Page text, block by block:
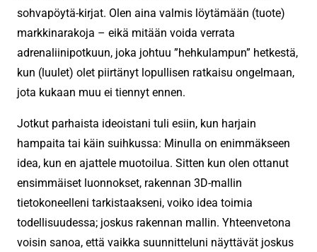
sohvapöytä-kirjat. Olen aina valmis löytämään (tuote)
markkinarakoja – eikä mitään voida verrata
adrenaliinipotkuun, joka johtuu ”hehkulampun” hetkestä,
kun (luulet) olet piirtänyt lopullisen ratkaisu ongelmaan,
jota kukaan muu ei tiennyt ennen.
Jotkut parhaista ideoistani tuli esiin, kun harjain
hampaita tai käin suihkussa: Minulla on enimmäkseen
idea, kun en ajattele muotoilua. Sitten kun olen ottanut
ensimmäiset luonnokset, rakennan 3D-mallin
tietokoneelleni tarkistaakseni, voiko idea toimia
todellisuudessa; joskus rakennan mallin. Yhteenvetona
voisin sanoa, että vaikka suunnitteluni näyttävät joskus